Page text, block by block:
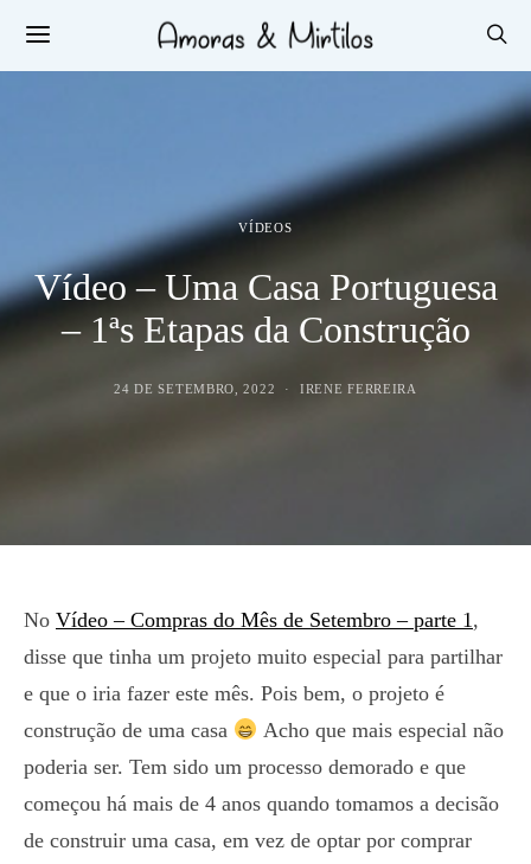
VÍDEOS
Vídeo – Uma Casa Portuguesa
– 1ªs Etapas da Construção
24 DE SETEMBRO, 2022 IRENE FERREIRA
No Vídeo – Compras do Mês de Setembro – parte 1,
disse que tinha um projeto muito especial para partilhar
e que o iria fazer este mês. Pois bem, o projeto é
construção de uma casa
Acho que mais especial não
poderia ser. Tem sido um processo demorado e que
começou há mais de 4 anos quando tomamos a decisão
de construir uma casa, em vez de optar por comprar